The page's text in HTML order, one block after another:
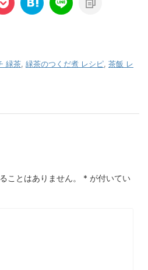
緑茶 緑茶のつくだ煮 レシピ 茶飯 レ
ことはありません。 * が付いてい